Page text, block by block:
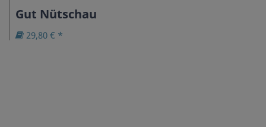
Gut Nütschau
29,80 € *